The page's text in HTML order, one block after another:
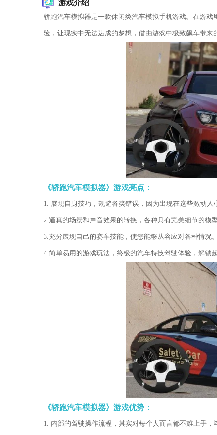
游戏介绍
轿跑汽车模拟器是一款休闲类汽车模拟手机游戏。在游
验，让现实中无法达成的梦想，借由游戏中极致飙车带来
《轿跑汽车模拟器》游戏亮点：
1. 展现自身技巧，规避各类错误，因为出现在这些激动
2.逼真的场景和声音效果的转换，各种具有完美细节的模
3.充分展现自己的赛车技能，使您能够从容应对各种情况
4.简单易用的游戏玩法，终极的汽车特技驾驶体验，解锁
《轿跑汽车模拟器》游戏优势：
1. 内部的驾驶操作流程，其实对每个人而言都不难上手，